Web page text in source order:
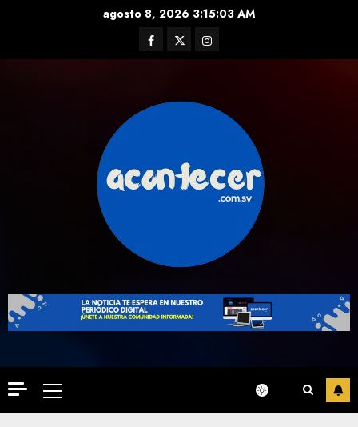
agosto 8, 2026 3:15:04 AM
Facebook
TwitterInstagram
Primary
Menu